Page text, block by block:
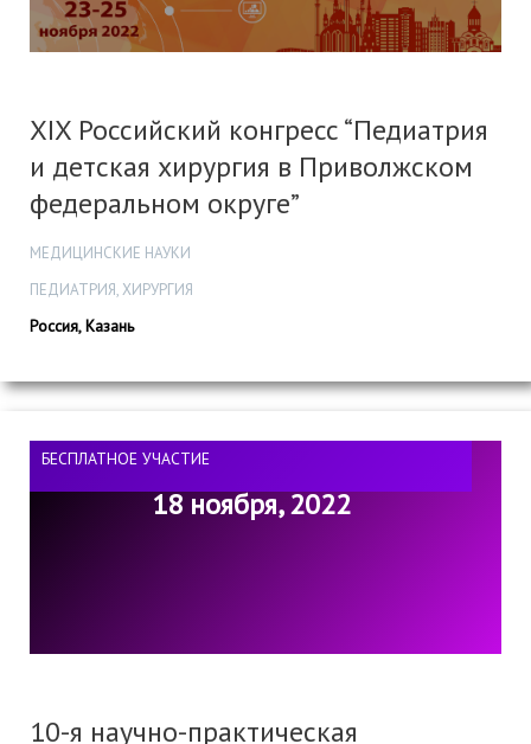
XIX Российский конгресс “Педиатрия
и детская хирургия в Приволжском
федеральном округе”
МЕДИЦИНСКИЕ НАУКИ
ПЕДИАТРИЯ, ХИРУРГИЯ
Россия, Казань
БЕСПЛАТНОЕ УЧАСТИЕ
18 ноября, 2022
10-я научно-практическая